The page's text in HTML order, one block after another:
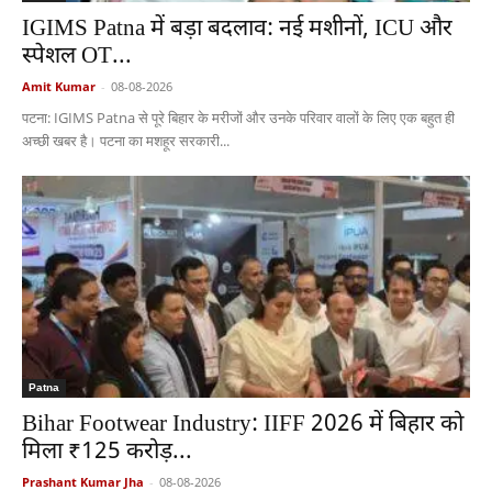
IGIMS Patna में बड़ा बदलाव: नई मशीनों, ICU और
स्पेशल OT...
Amit Kumar - 08-08-2026
पटना: IGIMS Patna से पूरे बिहार के मरीजों और उनके परिवार वालों के लिए एक बहुत ही
अच्छी खबर है। पटना का मशहूर सरकारी...
Patna
Bihar Footwear Industry: IIFF 2026 में बिहार को
मिला ₹125 करोड़...
Prashant Kumar Jha - 08-08-2026